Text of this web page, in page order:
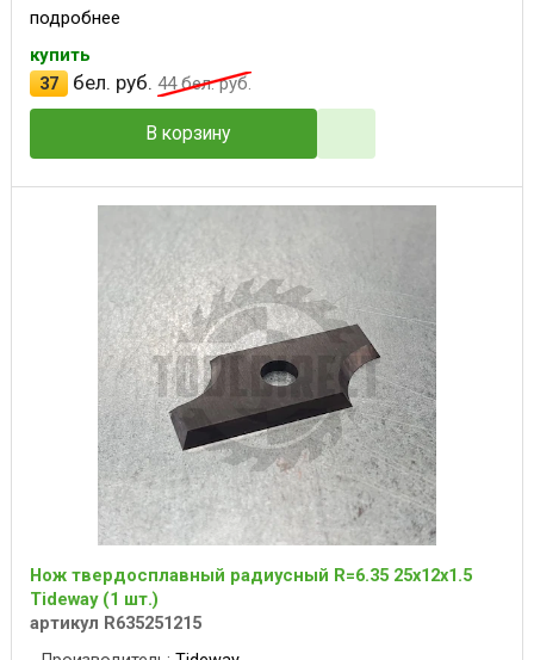
подробнее
купить
37
бел. руб. 44бел. руб.
В корзину
Нож твердосплавный радиусный R=6.35 25x12x1.5
Tideway (1 шт.)
артикул R635251215